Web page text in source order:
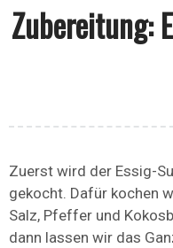
Zubereitung:
Zuerst wird der Essig-
gekocht. Dafür kochen
Salz, Pfeffer und
dann lassen wir das